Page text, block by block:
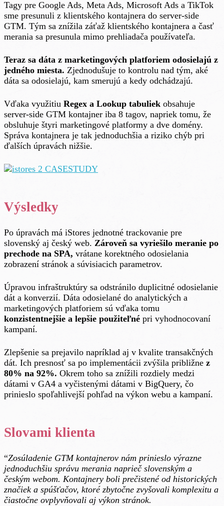
Tagy pre Google Ads, Meta Ads, Microsoft Ads a TikTok
sme presunuli z klientského kontajnera do server-side
GTM. Tým sa znížila záťaž klientského kontajnera a časť
merania sa presunula mimo prehliadača používateľa.
Teraz sa dáta z marketingových platforiem odosielajú z
jedného miesta. Zjednodušuje to kontrolu nad tým, aké
dáta sa odosielajú, kam smerujú a kedy odchádzajú.
Vďaka využitiu Regex a Lookup tabuliek obsahuje
server-side GTM kontajner iba 8 tagov, napriek tomu, že
obsluhuje štyri marketingové platformy a dve domény.
Správa kontajnera je tak jednoduchšia a riziko chýb pri
ďalších úpravách nižšie.
Výsledky
Po úpravách má iStores jednotné trackovanie pre
slovenský aj český web. Zároveň sa vyriešilo meranie po
prechode na SPA, vrátane korektného odosielania
zobrazení stránok a súvisiacich parametrov.
Úpravou infraštruktúry sa odstránilo duplicitné odosielanie
dát a konverzií. Dáta odosielané do analytických a
marketingových platforiem sú vďaka tomu
konzistentnejšie a lepšie použiteľné pri vyhodnocovaní
kampaní.
Zlepšenie sa prejavilo napríklad aj v kvalite transakčných
dát. Ich presnosť sa po implementácii zvýšila približne z
80% na 92%. Okrem toho sa znížili rozdiely medzi
dátami v GA4 a vyčistenými dátami v BigQuery, čo
prinieslo spoľahlivejší pohľad na výkon webu a kampaní.
Slovami klienta
“Zosúladenie GTM kontajnerov nám prinieslo výrazne
jednoduchšiu správu merania naprieč slovenským a
českým webom. Kontajnery boli prečistené od historických
značiek a spúšťačov, ktoré zbytočne zvyšovali komplexitu a
čiastočne ovplyvňovali aj výkon stránok.